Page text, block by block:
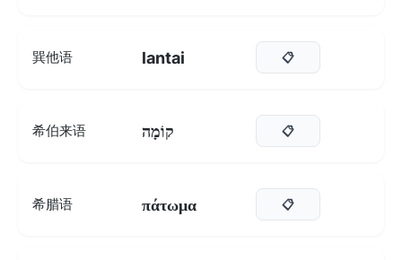
巽他语 lantai 📋
希伯来语 קוֹמָה 📋
希腊语 πάτωμα 📋